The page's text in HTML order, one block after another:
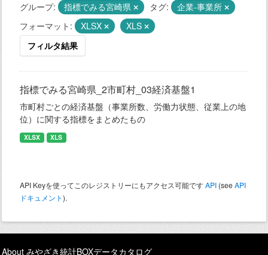
グループ: 指標でみる宮崎県 タグ:
企業-事業所
フォーマット:
XLSX
XLS
フィルタ結果
指標でみる宮崎県_2市町村_03経済基盤1
市町村ごとの経済基盤（事業所数、労働力状態、従業上の地
位）に関する指標をまとめたもの
XLSX XLS
API Keyを使ってこのレジストリーにもアクセス可能ですAPI (seeAPI
ドキュメント).
About みやざき統計BOXデータカタログ